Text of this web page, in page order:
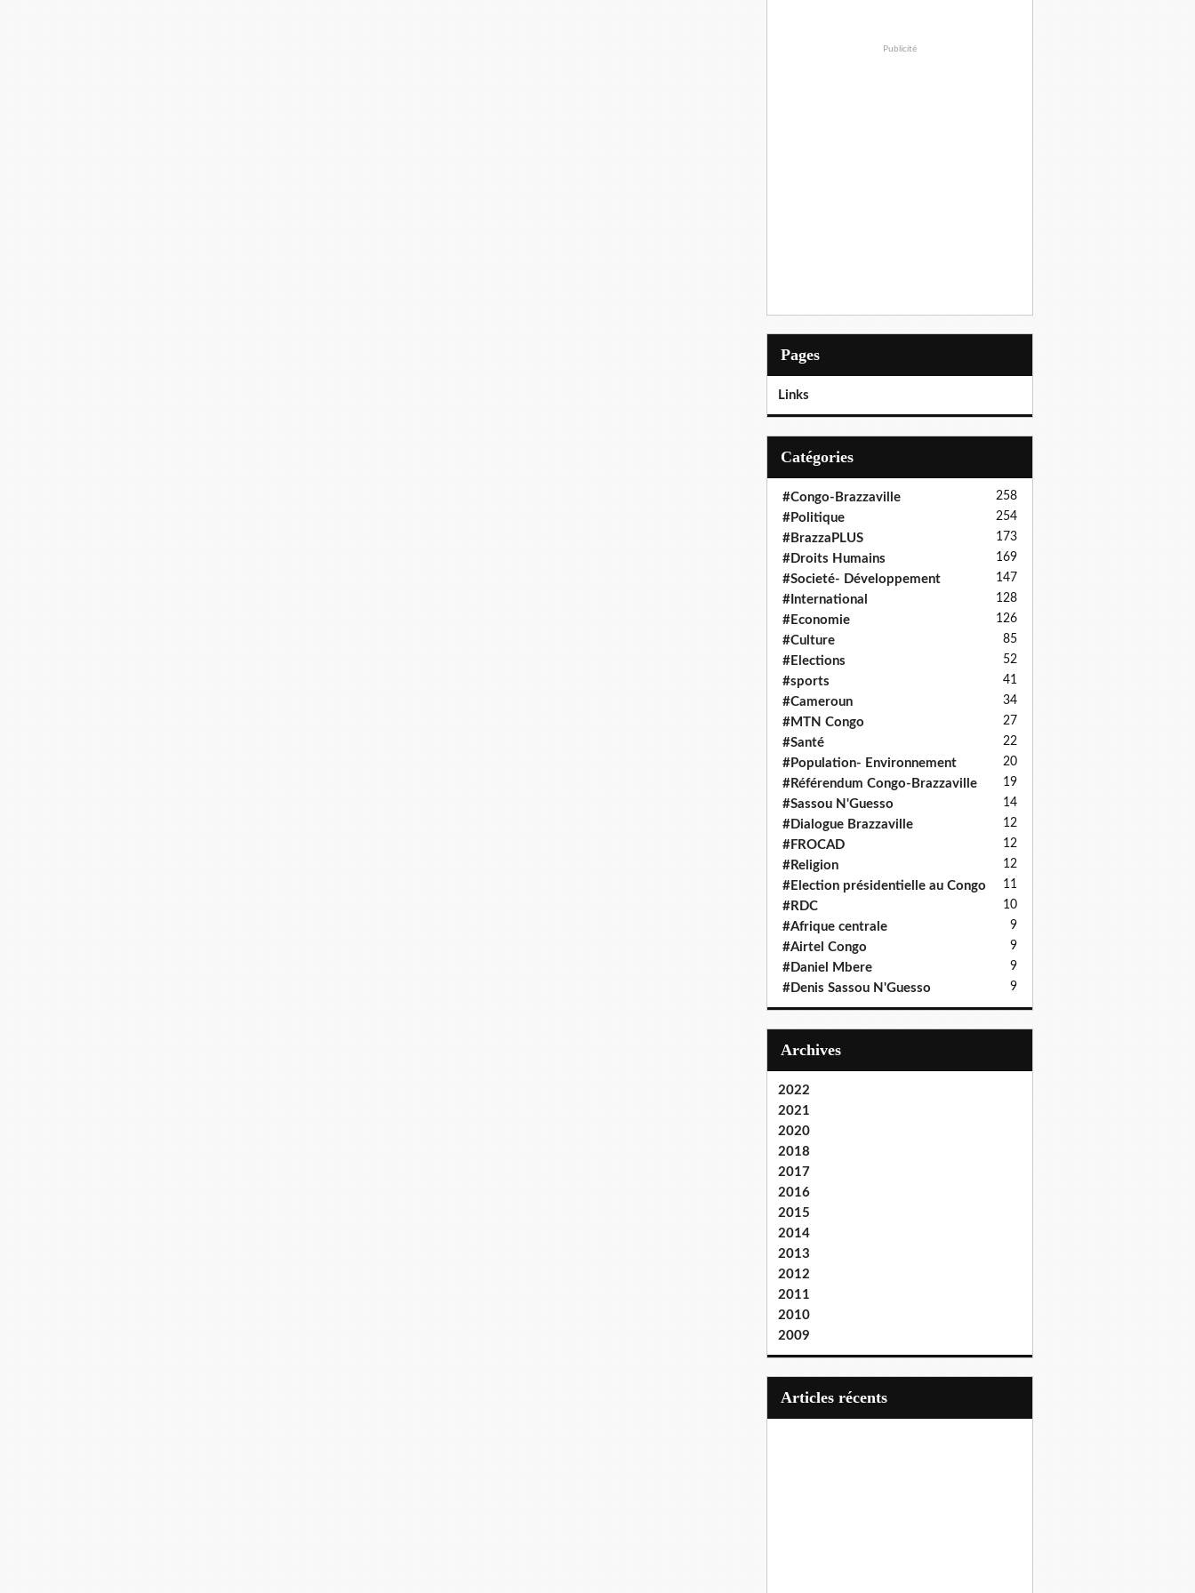
Publicité
Pages
Links
Catégories
#Congo-Brazzaville 258
#Politique 254
#BrazzaPLUS 173
#Droits Humains 169
#Societé- Développement 147
#International 128
#Economie 126
#Culture 85
#Elections 52
#sports 41
#Cameroun 34
#MTN Congo 27
#Santé 22
#Population- Environnement 20
#Référendum Congo-Brazzaville 19
#Sassou N'Guesso 14
#Dialogue Brazzaville 12
#FROCAD 12
#Religion 12
#Election présidentielle au Congo 11
#RDC 10
#Afrique centrale 9
#Airtel Congo 9
#Daniel Mbere 9
#Denis Sassou N'Guesso 9
Archives
2022
2021
2020
2018
2017
2016
2015
2014
2013
2012
2011
2010
2009
articles récents